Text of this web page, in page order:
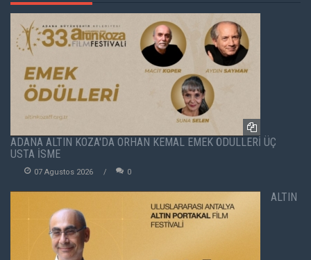
ADANA ALTIN KOZA'DA ORHAN KEMAL EMEK ÖDÜLLERİ ÜÇ
USTA İSME
07 Agustos 2026 0
ALTIN